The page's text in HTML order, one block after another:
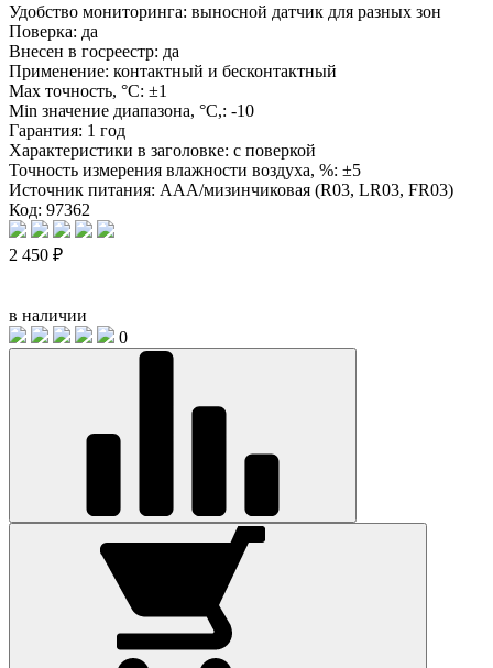
Удобство мониторинга: выносной датчик для разных зон
Поверка: да
Внесен в госреестр: да
Применение: контактный и бесконтактный
Max точность, °С: ±1
Min значение диапазона, °C,: -10
Гарантия: 1 год
Характеристики в заголовке: с поверкой
Точность измерения влажности воздуха, %: ±5
Источник питания: AAA/мизинчиковая (R03, LR03, FR03)
Код: 97362
2 450 ₽
в наличии
0